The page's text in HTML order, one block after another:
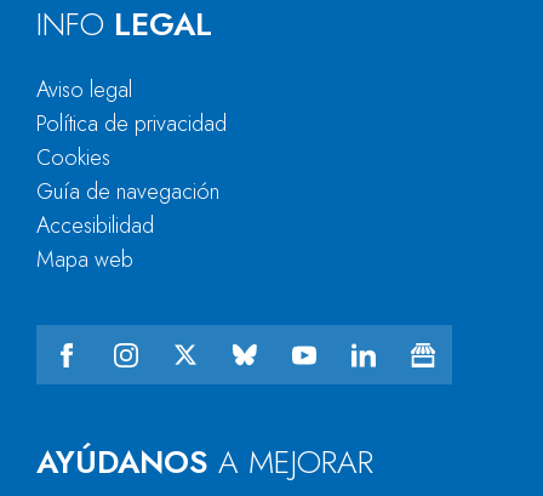
AYÚDANOS A MEJORAR
INFO LEGAL
Aviso legal
Política de privacidad
Cookies
Guía de navegación
Accesibilidad
Mapa web